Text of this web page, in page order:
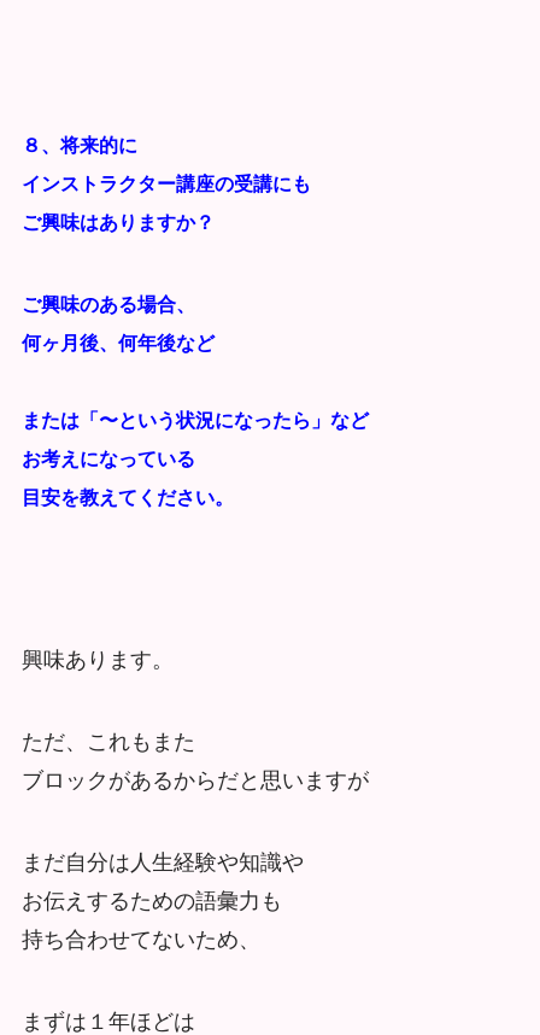
８、将来的に
インストラクター講座の受講にも
ご興味はありますか？
ご興味のある場合、
何ヶ月後、何年後など
または「〜という状況になったら」など
お考えになっている
目安を教えてください。
興味あります。
ただ、これもまた
ブロックがあるからだと思いますが
まだ自分は人生経験や知識や
お伝えするための語彙力も
持ち合わせてないため、
まずは１年ほどは